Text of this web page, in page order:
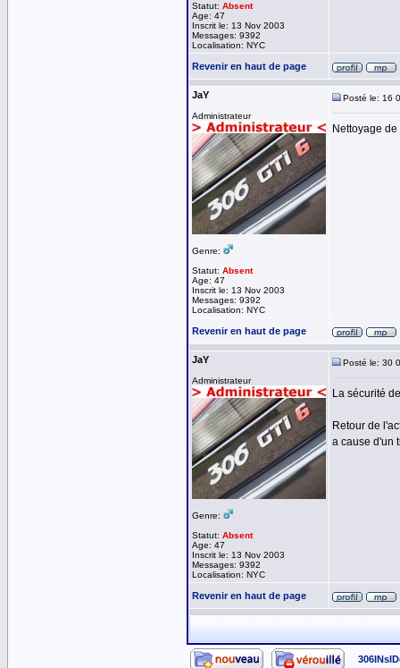
Statut: Absent
Age: 47
Inscrit le: 13 Nov 2003
Messages: 9392
Localisation: NYC
Revenir en haut de page
JaY
Administrateur
Genre:
Statut: Absent
Age: 47
Inscrit le: 13 Nov 2003
Messages: 9392
Localisation: NYC
Posté le: 16
Nettoyage
Revenir en haut de page
JaY
Administrateur
Genre:
Statut: Absent
Age: 47
Inscrit le: 13 Nov 2003
Messages: 9392
Localisation: NYC
Posté le: 30
La sécurité
Retour de
a cause d'un
Revenir en haut de page